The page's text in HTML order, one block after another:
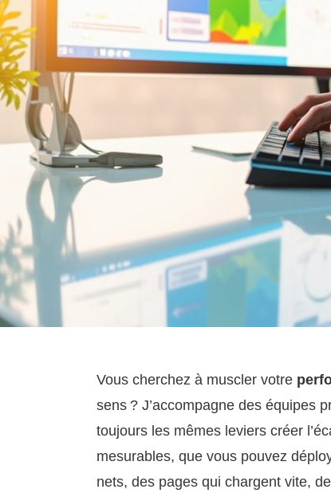
Vous cherchez à muscler votre
sens ? J’accompagne des équipes
toujours les mêmes leviers créer
mesurables, que vous pouvez
nets, des pages qui chargent vite,